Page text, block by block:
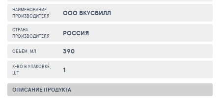
НАИМЕНОВАНИЕ
ПРОИЗВОДИТЕЛЯ
ООО ВКУСВИЛЛ
СТРАНА
ПРОИЗВОДИТЕЛЯ
РОССИЯ
ОБЪЁМ, МЛ 390
К-ВО В УПАКОВКЕ,
ШТ
1
ОПИСАНИЕ ПРОДУКТА